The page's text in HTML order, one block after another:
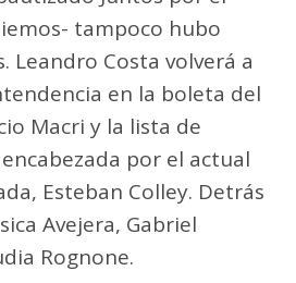
tampoco hubo
Leandro Costa volverá a
en la boleta del
Macri y la lista de
por el actual
Esteban Colley. Detrás
Avejera, Gabriel
Rognone.